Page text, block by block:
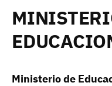
Ministerio de